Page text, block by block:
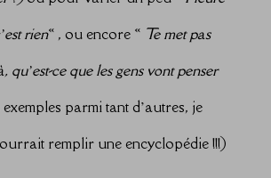
rien« , ou encore « Te met pas
qu’est-ce que les gens vont penser
exemples parmi tant d’autres, je
remplir une encyclopédie !!!)